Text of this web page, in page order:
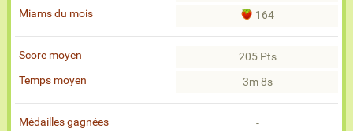
Miams du mois 164
Score moyen
205 Pts
Temps moyen
3m 8s
Médailles gagnées -